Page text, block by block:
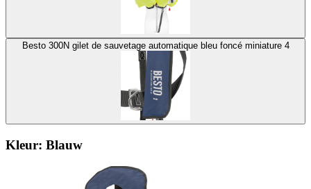
Besto 300N gilet de sauvetage automatique bleu foncé miniature 4
Kleur: Blauw